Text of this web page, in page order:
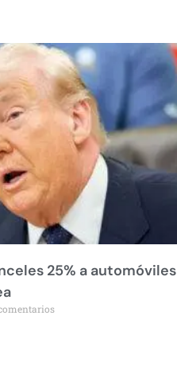
25% a automóviles